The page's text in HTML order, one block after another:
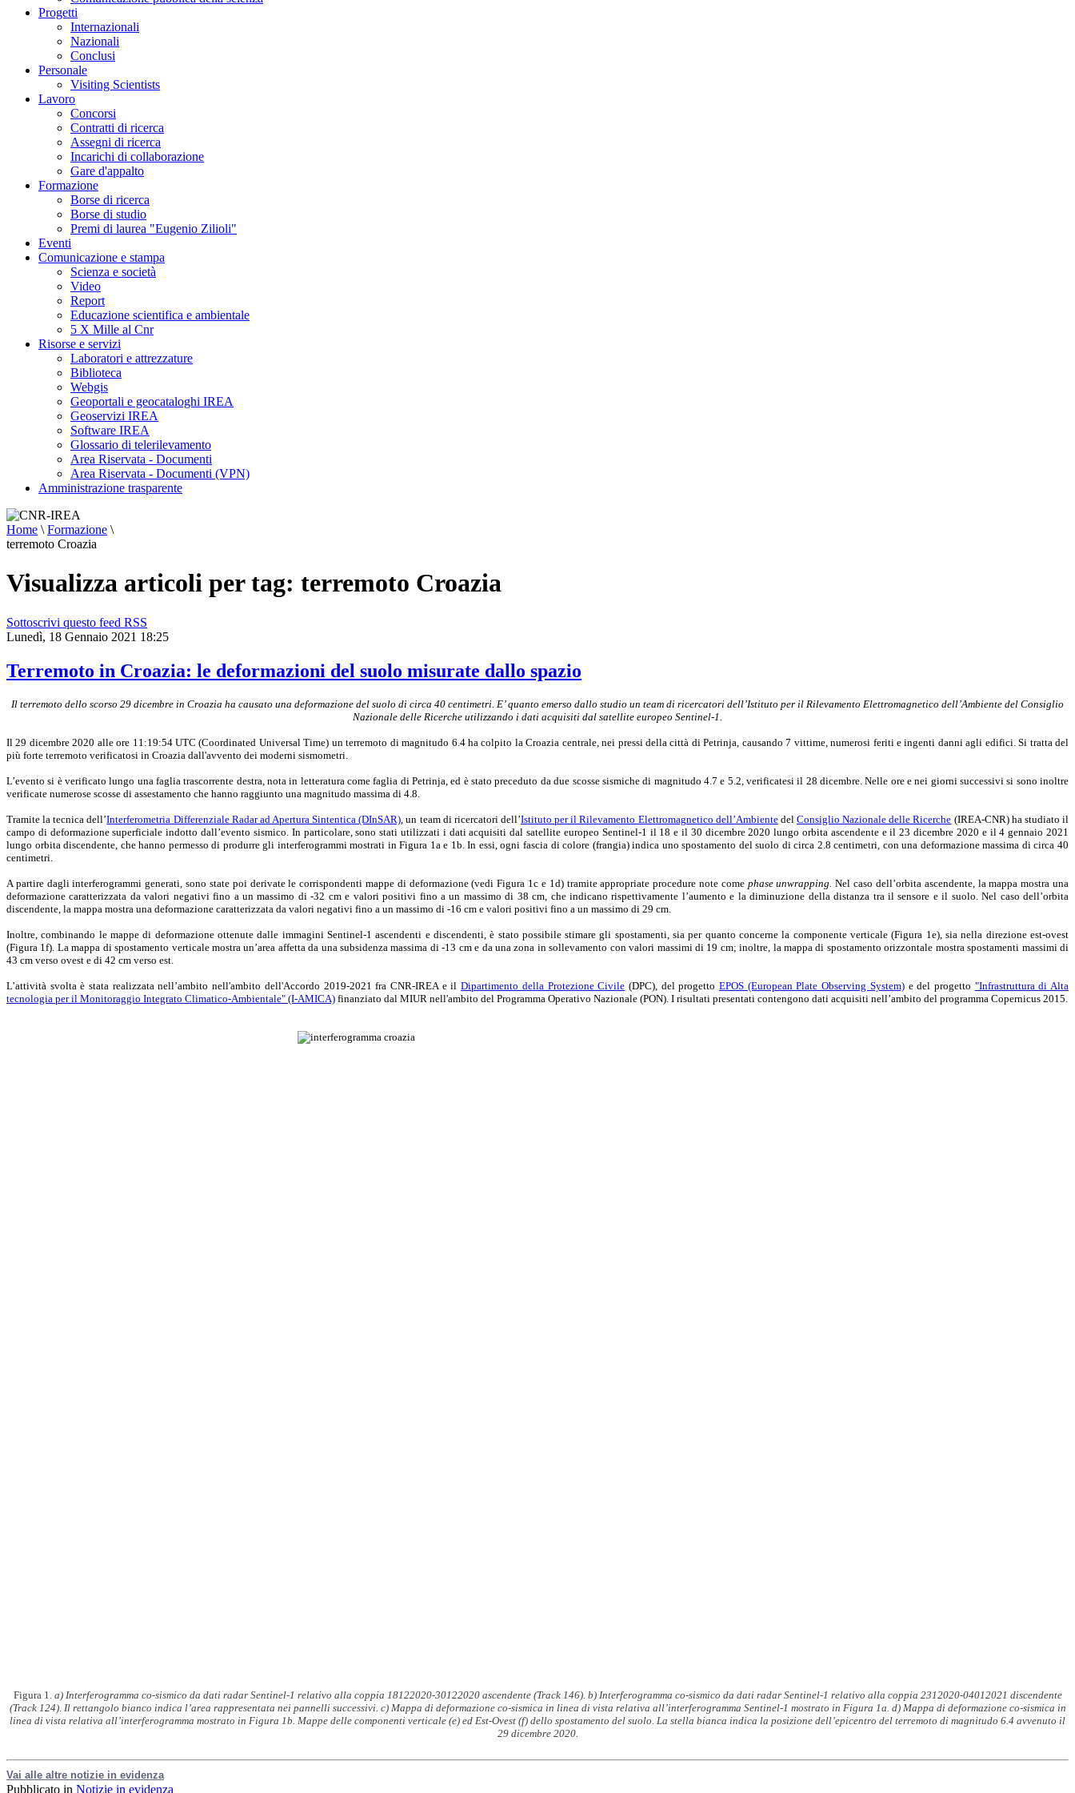
Progetti
Internazionali
Nazionali
Conclusi
Personale
Visiting Scientists
Lavoro
Concorsi
Contratti di ricerca
Assegni di ricerca
Incarichi di collaborazione
Gare d'appalto
Formazione
Borse di ricerca
Borse di studio
Premi di laurea "Eugenio Zilioli"
Eventi
Comunicazione e stampa
Scienza e società
Video
Report
Educazione scientifica e ambientale
5 X Mille al Cnr
Risorse e servizi
Laboratori e attrezzature
Biblioteca
Webgis
Geoportali e geocataloghi IREA
Geoservizi IREA
Software IREA
Glossario di telerilevamento
Area Riservata - Documenti
Area Riservata - Documenti (VPN)
Amministrazione trasparente
Home \ Formazione \
terremoto Croazia
Visualizza articoli per tag: terremoto Croazia
Sottoscrivi questo feed RSS
Lunedì, 18 Gennaio 2021 18:25
Terremoto in Croazia: le deformazioni del suolo misurate dallo spazio
Il terremoto dello scorso 29 dicembre in Croazia ha causato una deformazione del suolo di circa 40 centimetri. E’ quanto emerso dallo studio un team di ricercatori dell’Istituto per il Rilevamento Elettromagnetico dell’Ambiente del Consiglio
Nazionale delle Ricerche utilizzando i dati acquisiti dal satellite europeo Sentinel-1.
Il 29 dicembre 2020 alle ore 11:19:54 UTC (Coordinated Universal Time) un terremoto di magnitudo 6.4 ha colpito la Croazia centrale, nei pressi della città di Petrinja, causando 7 vittime, numerosi feriti e ingenti danni agli edifici. Si tratta del
più forte terremoto verificatosi in Croazia dall'avvento dei moderni sismometri.
L’evento si è verificato lungo una faglia trascorrente destra, nota in letteratura come faglia di Petrinja, ed è stato preceduto da due scosse sismiche di magnitudo 4.7 e 5.2, verificatesi il 28 dicembre. Nelle ore e nei giorni successivi si sono inoltre
verificate numerose scosse di assestamento che hanno raggiunto una magnitudo massima di 4.8.
Tramite la tecnica dell’Interferometria Differenziale Radar ad Apertura Sintentica (DInSAR) , un team di ricercatori dell’Istituto per il Rilevamento Elettromagnetico dell’AmbientedelConsiglio Nazionale delle Ricerche (IREA-CNR) ha studiato il
campo di deformazione superficiale indotto dall’evento sismico. In particolare, sono stati utilizzati i dati acquisiti dal satellite europeo Sentinel-1 il 18 e il 30 dicembre 2020 lungo orbita ascendente e il 23 dicembre 2020 e il 4 gennaio 2021
lungo orbita discendente, che hanno permesso di produrre gli interferogrammi mostrati in Figura 1a e 1b. In essi, ogni fascia di colore (frangia) indica uno spostamento del suolo di circa 2.8 centimetri, con una deformazione massima di circa 40
centimetri.
A partire dagli interferogrammi generati, sono state poi derivate le corrispondenti mappe di deformazione (vedi Figura 1c e 1d) tramite appropriate procedure note come phase unwrapping. Nel caso dell’orbita ascendente, la mappa mostra una
deformazione caratterizzata da valori negativi fino a un massimo di -32 cm e valori positivi fino a un massimo di 38 cm, che indicano rispettivamente l’aumento e la diminuzione della distanza tra il sensore e il suolo. Nel caso dell’orbita
discendente, la mappa mostra una deformazione caratterizzata da valori negativi fino a un massimo di -16 cm e valori positivi fino a un massimo di 29 cm.
Inoltre, combinando le mappe di deformazione ottenute dalle immagini Sentinel-1 ascendenti e discendenti, è stato possibile stimare gli spostamenti, sia per quanto concerne la componente verticale (Figura 1e), sia nella direzione est-ovest
(Figura 1f). La mappa di spostamento verticale mostra un’area affetta da una subsidenza massima di -13 cm e da una zona in sollevamento con valori massimi di 19 cm; inoltre, la mappa di spostamento orizzontale mostra spostamenti massimi di
43 cm verso ovest e di 42 cm verso est.
L’attività svolta è stata realizzata nell’ambito nell'ambito dell'Accordo 2019-2021 fra CNR-IREA e ilDipartimento della Protezione Civile (DPC), del progettoEPOS (European Plate Observing System)e del progetto "Infrastruttura di Alta
tecnologia per il Monitoraggio Integrato Climatico-Ambientale" (I-AMICA) finanziato dal MIUR nell'ambito del Programma Operativo Nazionale (PON). I risultati presentati contengono dati acquisiti nell’ambito del programma Copernicus 2015.
Figura 1. a) Interferogramma co-sismico da dati radar Sentinel-1 relativo alla coppia 18122020-30122020 ascendente (Track 146). b) Interferogramma co-sismico da dati radar Sentinel-1 relativo alla coppia 2312020-04012021 discendente
(Track 124). Il rettangolo bianco indica l’area rappresentata nei pannelli successivi. c) Mappa di deformazione co-sismica in linea di vista relativa all’interferogramma Sentinel-1 mostrato in Figura 1a. d) Mappa di deformazione co-sismica in
linea di vista relativa all’interferogramma mostrato in Figura 1b. Mappe delle componenti verticale (e) ed Est-Ovest (f) dello spostamento del suolo. La stella bianca indica la posizione dell’epicentro del terremoto di magnitudo 6.4 avvenuto il
29 dicembre 2020.
Vai alle altre notizie in evidenza
Pubblicato in Notizie in evidenza